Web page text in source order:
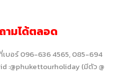
มได้ตลอด
เบอร์ 096-636 4565, 085-694
:@phukettourholiday (มีตัว @